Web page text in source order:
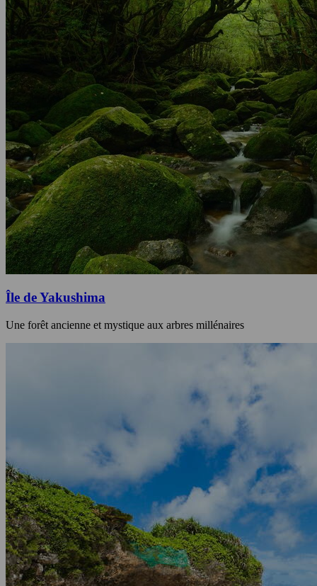
Île de Yakushima
Une forêt ancienne et mystique aux arbres millénaires